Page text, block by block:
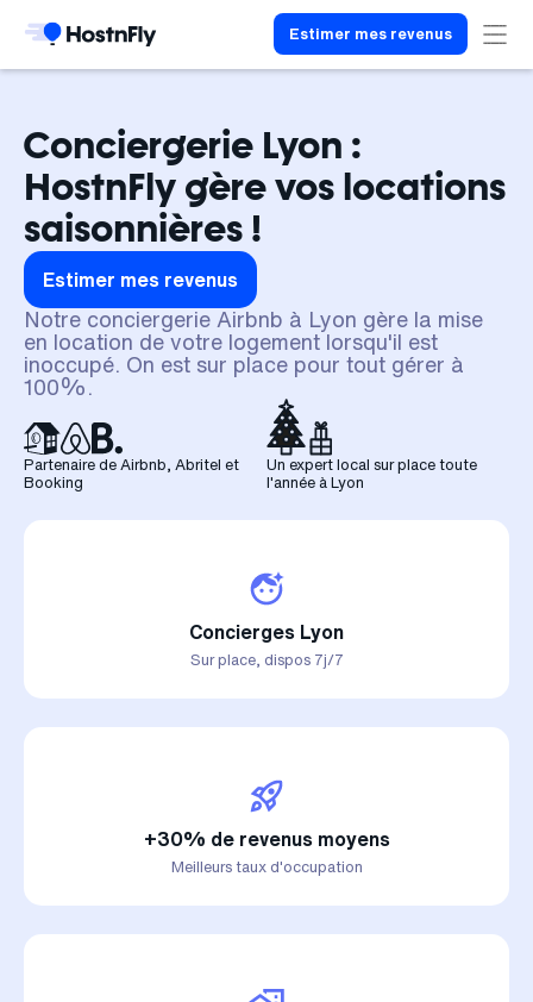
Estimer mes revenus
Conciergerie Lyon :
HostnFly gère vos locations
saisonnières !
Estimer mes revenus
Notre conciergerie Airbnb à Lyon gère la mise
en location de votre logement lorsqu'il est
inoccupé. On est sur place pour tout gérer à
100%.
Partenaire de Airbnb, Abritel et
Booking
Un expert local sur place toute
l'année à Lyon
Concierges Lyon
Sur place, dispos 7j/7
+30% de revenus moyens
Meilleurs taux d'occupation